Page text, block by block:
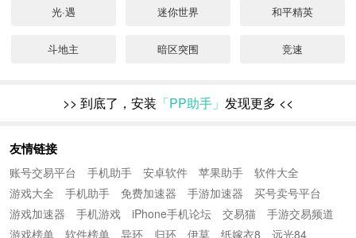
光·遇 迷你世界 和平精英
斗地主 暗区突围 竞速
>> 到底了，安装 「PP助手」 发现更多 <<
友情链接
账号交易平台 手机助手 安卓软件 苹果助手
软件大全
游戏大全
手机助手 免费加速器 手游加速器
买号卖号平台
游戏加速器
手机游戏 iPhone手机论坛 交易猫
手游交易频道
游戏榜单
软件榜单 异环 归环 伊莫 纸嫁衣8 远光84